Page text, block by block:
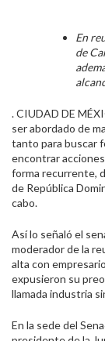
En
de
. CIUDAD DE
ser abordado de
tanto para buscar
encontrar
forma recurrente,
de República
cabo.
Así lo señaló el
moderador de la
alta con
expusieron su
llamada industria
En la sede del